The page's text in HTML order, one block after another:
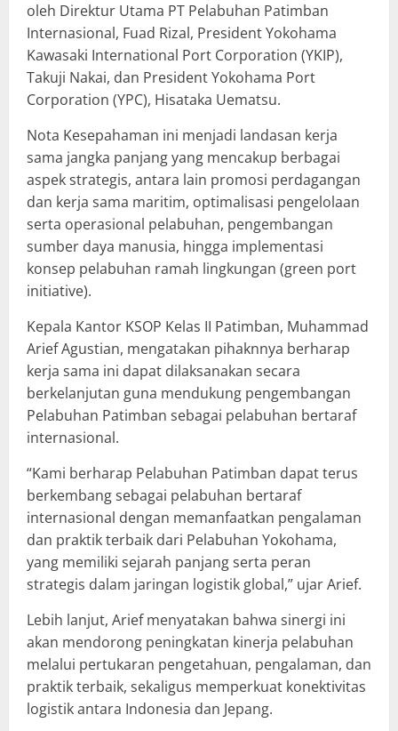
oleh Direktur Utama PT Pelabuhan Patimban
Internasional, Fuad Rizal, President Yokohama
Kawasaki International Port Corporation (YKIP),
Takuji Nakai, dan President Yokohama Port
Corporation (YPC), Hisataka Uematsu.
Nota Kesepahaman ini menjadi landasan kerja
sama jangka panjang yang mencakup berbagai
aspek strategis, antara lain promosi perdagangan
dan kerja sama maritim, optimalisasi pengelolaan
serta operasional pelabuhan, pengembangan
sumber daya manusia, hingga implementasi
konsep pelabuhan ramah lingkungan (green port
initiative).
Kepala Kantor KSOP Kelas II Patimban, Muhammad
Arief Agustian, mengatakan pihaknnya berharap
kerja sama ini dapat dilaksanakan secara
berkelanjutan guna mendukung pengembangan
Pelabuhan Patimban sebagai pelabuhan bertaraf
internasional.
“Kami berharap Pelabuhan Patimban dapat terus
berkembang sebagai pelabuhan bertaraf
internasional dengan memanfaatkan pengalaman
dan praktik terbaik dari Pelabuhan Yokohama,
yang memiliki sejarah panjang serta peran
strategis dalam jaringan logistik global,” ujar Arief.
Lebih lanjut, Arief menyatakan bahwa sinergi ini
akan mendorong peningkatan kinerja pelabuhan
melalui pertukaran pengetahuan, pengalaman, dan
praktik terbaik, sekaligus memperkuat konektivitas
logistik antara Indonesia dan Jepang.